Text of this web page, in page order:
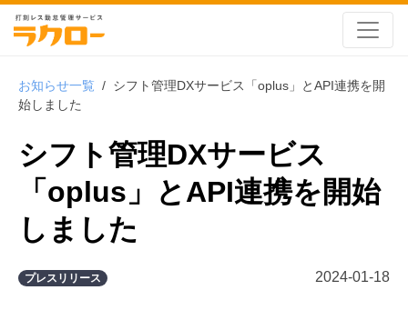
お知らせ一覧 / シフト管理DXサービス「oplus」とAPI連携を開
始しました
シフト管理DXサービス
「oplus」とAPI連携を開始
しました
プレスリリース 2024-01-18